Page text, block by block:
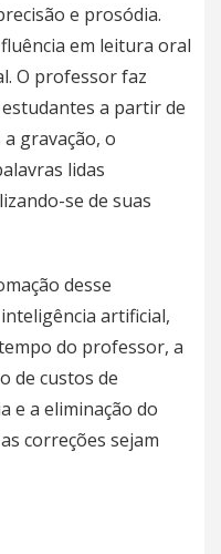
e prosódia.
em leitura oral
O professor faz
a partir de
gravação, o
lidas
se de suas
desse
artificial,
do professor, a
de custos de
e a eliminação do
correções sejam